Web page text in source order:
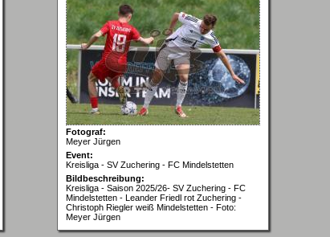
Fotograf:
Meyer Jürgen
Event:
Kreisliga - SV Zuchering - FC Mindelstetten
Bildbeschreibung:
Kreisliga - Saison 2025/26- SV Zuchering - FC
Mindelstetten - Leander Friedl rot Zuchering -
Christoph Riegler weiß Mindelstetten - Foto:
Meyer Jürgen